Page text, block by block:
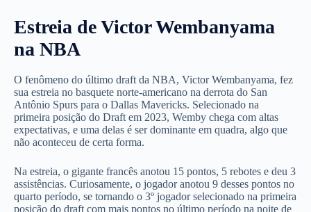
Estreia de Victor Wembanyama
na NBA
O fenômeno do último draft da NBA, Victor Wembanyama, fez
sua estreia no basquete norte-americano na derrota do San
Antônio Spurs para o Dallas Mavericks. Selecionado na
primeira posição do Draft em 2023, Wemby chega com altas
expectativas, e uma delas é ser dominante em quadra, algo que
não aconteceu de certa forma.
Na estreia, o gigante francês anotou 15 pontos, 5 rebotes e deu 3
assistências. Curiosamente, o jogador anotou 9 desses pontos no
quarto período, se tornando o 3º jogador selecionado na primeira
posição do draft com mais pontos no último período na noite de